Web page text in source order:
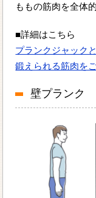
ももの筋肉を全体
■詳細はこちら
プランクジャック
鍛えられる筋肉を
壁プランク